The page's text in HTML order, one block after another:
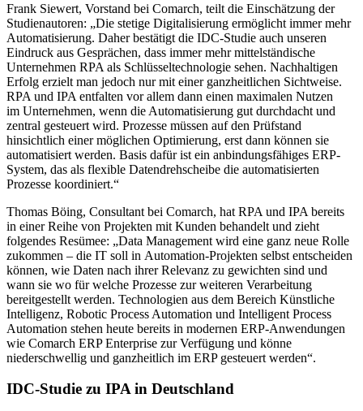
Frank Siewert, Vorstand bei Comarch, teilt die Einschätzung der
Studienautoren: „Die stetige Digitalisierung ermöglicht immer mehr
Automatisierung. Daher bestätigt die IDC-Studie auch unseren
Eindruck aus Gesprächen, dass immer mehr mittelständische
Unternehmen RPA als Schlüsseltechnologie sehen. Nachhaltigen
Erfolg erzielt man jedoch nur mit einer ganzheitlichen Sichtweise.
RPA und IPA entfalten vor allem dann einen maximalen Nutzen
im Unternehmen, wenn die Automatisierung gut durchdacht und
zentral gesteuert wird. Prozesse müssen auf den Prüfstand
hinsichtlich einer möglichen Optimierung, erst dann können sie
automatisiert werden. Basis dafür ist ein anbindungsfähiges ERP-
System, das als flexible Datendrehscheibe die automatisierten
Prozesse koordiniert.“
Thomas Böing, Consultant bei Comarch, hat RPA und IPA bereits
in einer Reihe von Projekten mit Kunden behandelt und zieht
folgendes Resümee: „Data Management wird eine ganz neue Rolle
zukommen – die IT soll in Automation-Projekten selbst entscheiden
können, wie Daten nach ihrer Relevanz zu gewichten sind und
wann sie wo für welche Prozesse zur weiteren Verarbeitung
bereitgestellt werden. Technologien aus dem Bereich Künstliche
Intelligenz, Robotic Process Automation und Intelligent Process
Automation stehen heute bereits in modernen ERP-Anwendungen
wie Comarch ERP Enterprise zur Verfügung und könne
niederschwellig und ganzheitlich im ERP gesteuert werden“.
IDC-Studie zu IPA in Deutschland